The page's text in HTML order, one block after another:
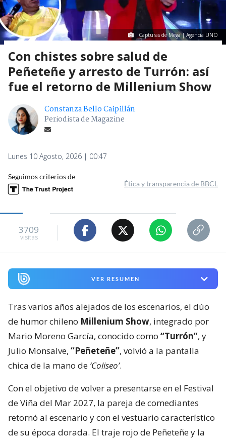
Capturas de Mega | Agencia UNO
Con chistes sobre salud de
Peñeteñe y arresto de Turrón: así
fue el retorno de Millenium Show
Constanza Bello Caipillán
Periodista de Magazine
Lunes 10 Agosto, 2026 | 00:47
Seguimos criterios de
Ética y transparencia de BBCL
3709
visitas
VER RESUMEN
Tras varios años alejados de los escenarios, el dúo
de humor chileno Millenium Show, integrado por
Mario Moreno García, conocido como “Turrón”, y
Julio Monsalve, “Peñeteñe”, volvió a la pantalla
chica de la mano de ‘Coliseo’.
Con el objetivo de volver a presentarse en el Festival
de Viña del Mar 2027, la pareja de comediantes
retornó al escenario y con el vestuario característico
de su época dorada. El traje rojo de Peñeteñe y la